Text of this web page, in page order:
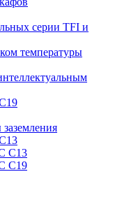
серии TFI и
температуры
C13
C19